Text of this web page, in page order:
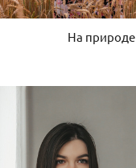
На природе